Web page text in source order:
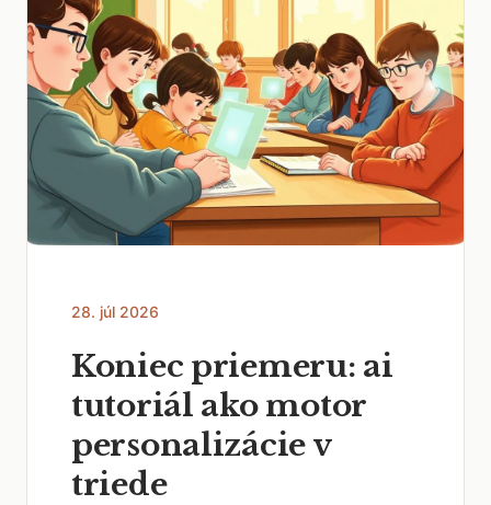
28. júl 2026
Koniec priemeru: ai
tutoriál ako motor
personalizácie v
triede